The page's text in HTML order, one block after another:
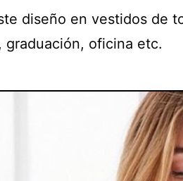
diseño en vestidos de
graduación, oficina etc.